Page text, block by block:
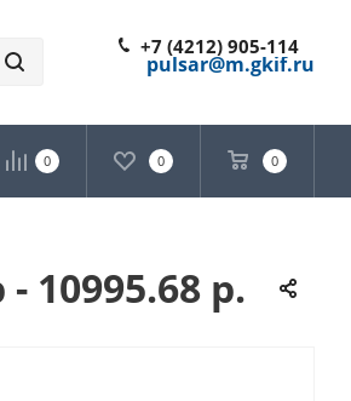
+7 (4212) 905-114
pulsar@m.gkif.ru
0 0 0
10995.68 р.